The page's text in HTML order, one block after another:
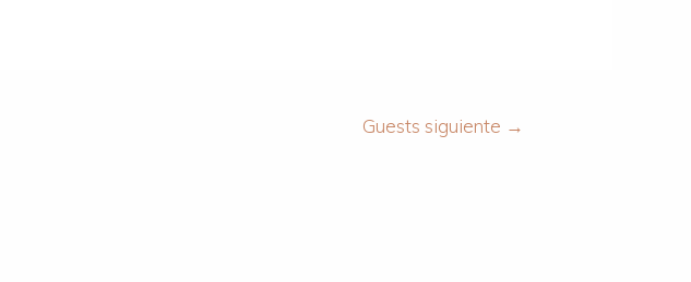
Guests siguiente →